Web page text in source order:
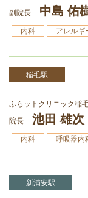
副院長 中島 佑
内科 アレルギ
稲毛駅
ふらットクリニック稲
院長
池田 雄次
内科 呼吸器内
新浦安駅